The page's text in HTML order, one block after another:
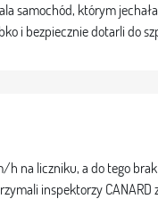
samochód, którym
i bezpiecznie dotarli do
na liczniku, a do tego
inspektorzy CANARD